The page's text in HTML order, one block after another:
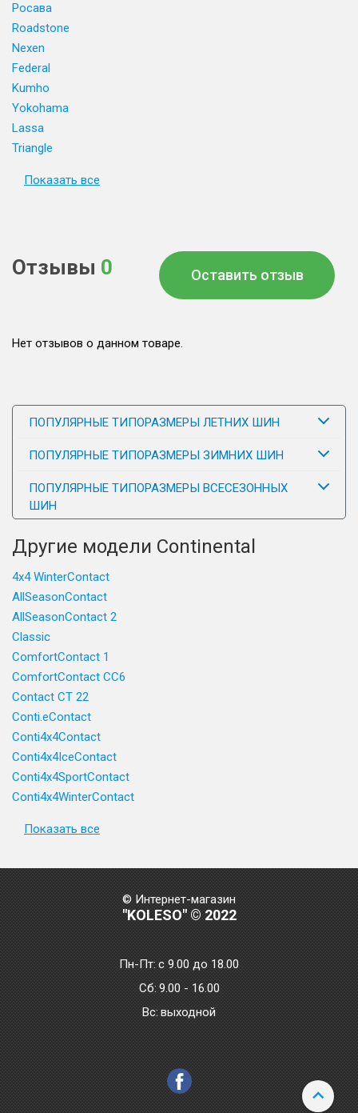
Росава
Roadstone
Nexen
Federal
Kumho
Yokohama
Lassa
Triangle
Показать все
Отзывы 0 Оставить отзыв
Нет отзывов о данном товаре.
ПОПУЛЯРНЫЕ ТИПОРАЗМЕРЫ ЛЕТНИХ ШИН
ПОПУЛЯРНЫЕ ТИПОРАЗМЕРЫ ЗИМНИХ ШИН
ПОПУЛЯРНЫЕ ТИПОРАЗМЕРЫ ВСЕСЕЗОННЫХ
ШИН
Другие модели Continental
4x4 WinterContact
AllSeasonContact
AllSeasonContact 2
Classic
ComfortContact 1
ComfortContact CC6
Contact CT 22
Conti.eContact
Conti4x4Contact
Conti4x4IceContact
Conti4x4SportContact
Conti4x4WinterContact
Показать все
© Интернет-магазин
"KOLESO" © 2022
Пн-Пт:с 9.00 до 18.00
Сб: 9.00 - 16.00
Bc: выходной